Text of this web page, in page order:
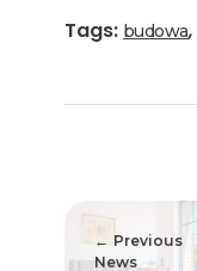
Tags: budowa,
Previous
News